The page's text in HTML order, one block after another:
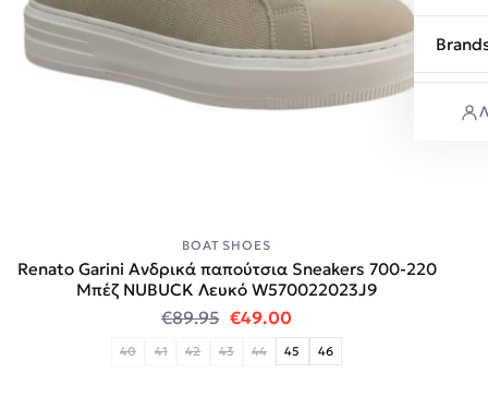
BOAT SHOES
Renato Garini Ανδρικά παπούτσια Sneakers 700-220
Μπέζ NUBUCK Λευκό W570022023J9
€89.95 Original price was: €89.95.
€49.00Η τρέχουσα τιμή
40 41 42 43 44 45 46